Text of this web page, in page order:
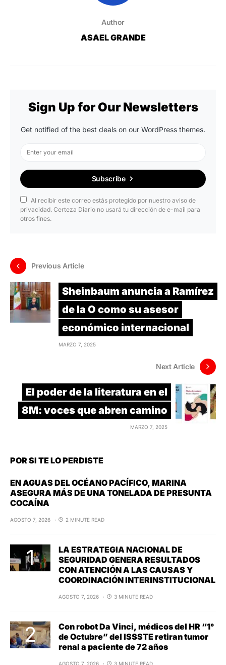
Author
ASAEL GRANDE
Sign Up for Our Newsletters
Get notified of the best deals on our WordPress themes.
Subscribe
Al recibir este correo estás protegido por nuestro aviso de
privacidad. Certeza Diario no usará tu dirección de e-mail para
otros fines.
Previous Article
Sheinbaum anuncia a Ramírez
de la O como su asesor
económico internacional
MARZO 7, 2025
Next Article
El poder de la literatura en el
8M: voces que abren camino
MARZO 7, 2025
POR SI TE LO PERDISTE
EN AGUAS DEL OCÉANO PACÍFICO, MARINA
ASEGURA MÁS DE UNA TONELADA DE PRESUNTA
COCAÍNA
AGOSTO 7, 2026 2 MINUTE READ
LA ESTRATEGIA NACIONAL DE
SEGURIDAD GENERA RESULTADOS
CON ATENCIÓN A LAS CAUSAS Y
COORDINACIÓN INTERINSTITUCIONAL
AGOSTO 7, 2026 3 MINUTE READ
Con robot Da Vinci, médicos del HR “1°
de Octubre” del ISSSTE retiran tumor
renal a paciente de 72 años
AGOSTO 7, 2026 3 MINUTE READ